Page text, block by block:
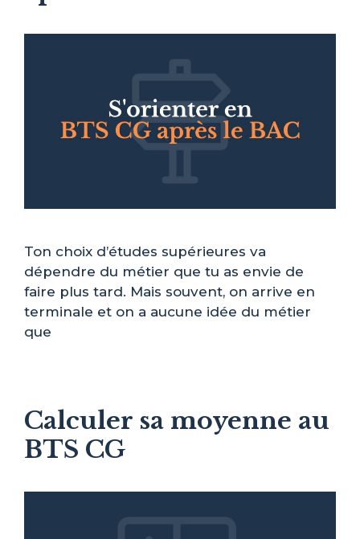
Ton choix d’études supérieures va
dépendre du métier que tu as envie de
faire plus tard. Mais souvent, on arrive en
terminale et on a aucune idée du métier
que
Calculer sa moyenne au
BTS CG